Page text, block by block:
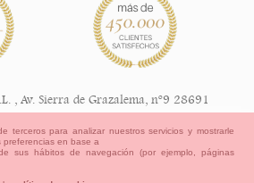
,Av. Sierra de Grazalema, nº9 28691
+34 91 113 89 09
terceros para analizar nuestros servicios y mostrarle
preferencias en base a
sus hábitos de navegación (por ejemplo, páginas